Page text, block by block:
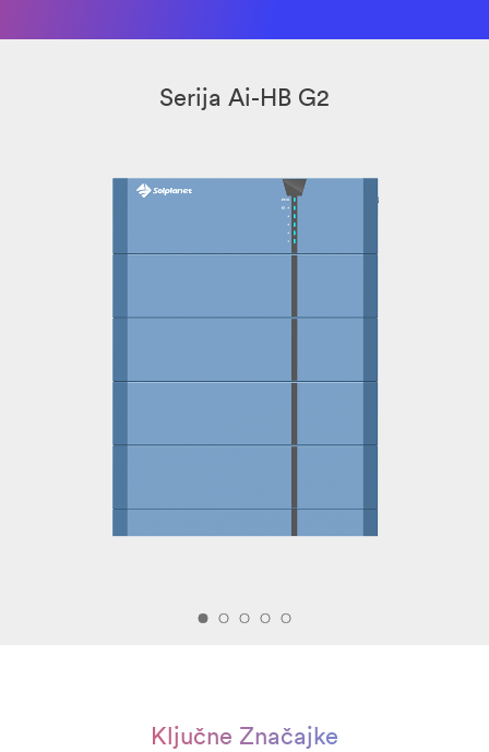
Serija Ai-HB G2
Ključne Značajke